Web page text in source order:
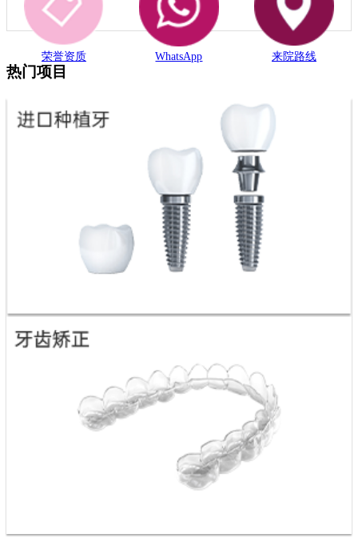
荣誉资质 WhatsApp 来院路线
热门项目